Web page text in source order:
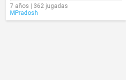
7 años | 362 jugadas
MPradosh